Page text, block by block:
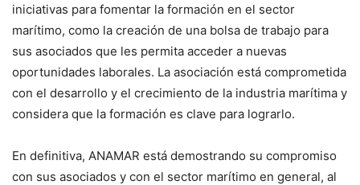
iniciativas para fomentar la formación en el sector
marítimo, como la creación de una bolsa de trabajo para
sus asociados que les permita acceder a nuevas
oportunidades laborales. La asociación está comprometida
con el desarrollo y el crecimiento de la industria marítima y
considera que la formación es clave para lograrlo.
En definitiva, ANAMAR está demostrando su compromiso
con sus asociados y con el sector marítimo en general, al